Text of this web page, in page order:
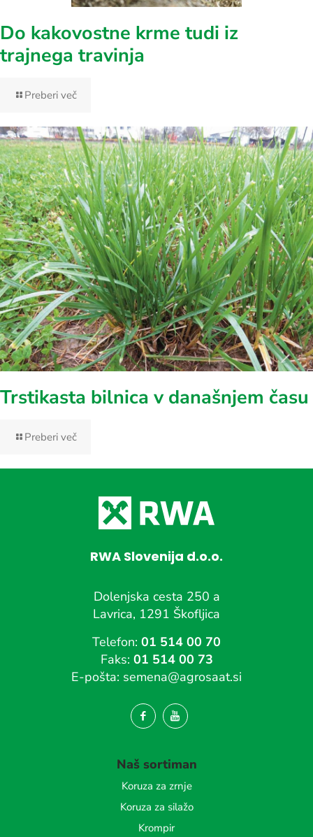
Do kakovostne krme tudi iz
trajnega travinja
Preberi več
Trstikasta bilnica v današnjem času
Preberi več
RWA Slovenija d.o.o.
Dolenjska cesta 250 a
Lavrica, 1291 Škofljica
Telefon: 01 514 00 70
Faks: 01 514 00 73
E-pošta: semena@agrosaat.si
Naš sortiman
Koruza za zrnje
Koruza za silažo
Krompir